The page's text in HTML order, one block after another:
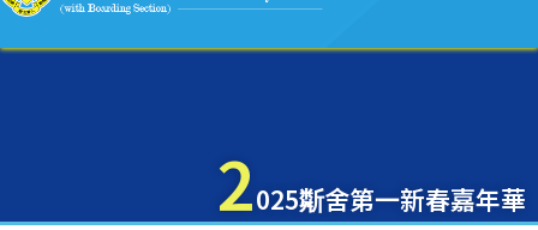
2025斴舍第一新春嘉年華